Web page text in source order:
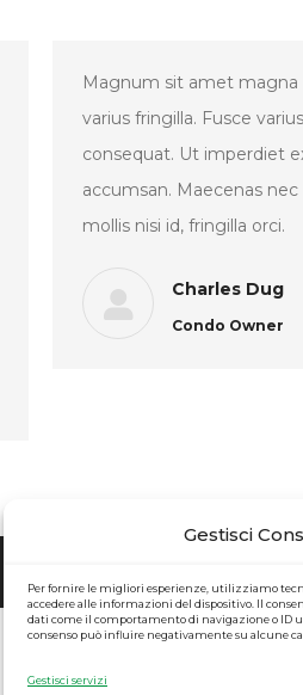
Gestisci
Per fornire le migliori esperienze, utilizziamo
accedere alle informazioni del dispositivo. Il
dati come il comportamento di navigazione o ID
consenso può influire negativamente su alcune
Gestisci servizi
Magnum sit amet magna
varius fringilla. Fusce
consequat. Ut imperdiet
accumsan. Maecenas nec
mollis nisi id, fringilla orci.
Charles Dug
Condo Owner